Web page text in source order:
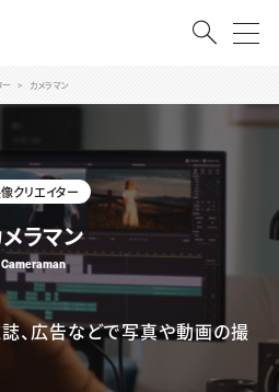
ー カメラマン
クリエイター
ラマン
Cameraman
、広告などで写真や動画の撮